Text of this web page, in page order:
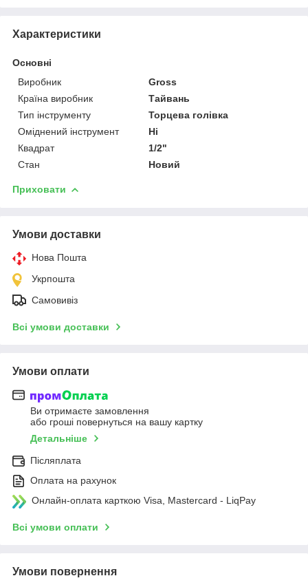
Характеристики
Основні
Виробник
Gross
Країна виробник
Тайвань
Тип інструменту
Торцева голівка
Оміднений інструмент
Ні
Квадрат
1/2"
Стан
Новий
Приховати
Умови доставки
Нова Пошта
Укрпошта
Самовивіз
Всі умови доставки
Умови оплати
Ви отримаєте замовлення
або гроші повернуться на вашу картку
Детальніше
Післяплата
Оплата на рахунок
Онлайн-оплата карткою Visa, Mastercard - LiqPay
Всі умови оплати
Умови повернення